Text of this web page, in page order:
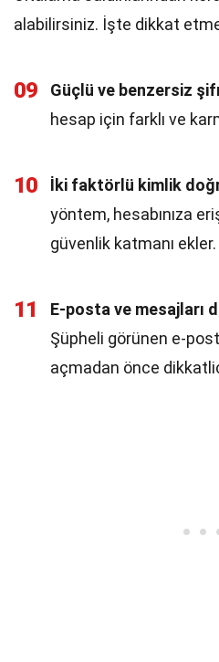
alabilirsiniz. İşte dikkat
09 Güçlü ve benzersiz
hesap için farklı ve
10 İki faktörlü kimlik
yöntem, hesabınıza
güvenlik katmanı ekler.
11
E-posta ve mesajları
Şüpheli görünen e-
açmadan önce